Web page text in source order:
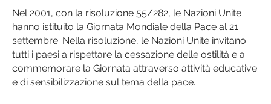
Nel 2001, con la risoluzione 55/282, le Nazioni Unite
hanno istituito la Giornata Mondiale della Pace al 21
settembre. Nella risoluzione, le Nazioni Unite invitano
tutti i paesi a rispettare la cessazione delle ostilità e a
commemorare la Giornata attraverso attività educative
e di sensibilizzazione sul tema della pace.